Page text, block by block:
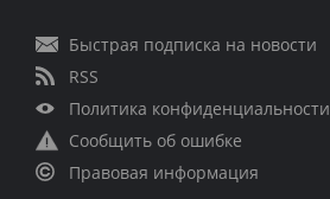
Быстрая подписка на новости
RSS
Политика конфиденциальности
Сообщить об ошибке
Правовая информация